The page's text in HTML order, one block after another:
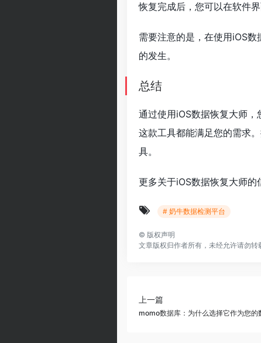
恢复完成后，您可以在软件
需要注意的是，在使用iOS
的发生。
总结
通过使用iOS数据恢复大师，
这款工具都能满足您的需求
具。
更多关于iOS数据恢复大师的
# 奶牛数据检测平台
© 版权声明
文章版权归作者所有，未经允许请勿转
上一篇
momo数据库：为什么选择它作为您的